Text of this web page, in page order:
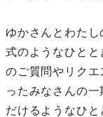
ゆかさんとわた
式のようなひと
のご質問やリク
ったみなさんの
だけるようなひ